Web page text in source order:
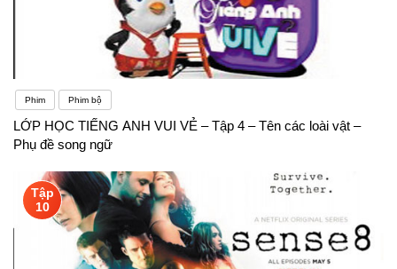
Phim Phim bộ
LỚP HỌC TIẾNG ANH VUI VẺ – Tập 4 – Tên các loài vật –
Phụ đề song ngữ
Tập
10